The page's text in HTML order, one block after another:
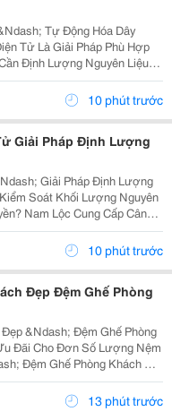
Tự Động Hóa Dây
Định Lượng Nguyên Liệu
Phụ Thuộc Vào Thao Tác
10 phút trước
Giải Pháp Định Lượng
Giải Pháp Định Lượng
Cân
Các Hệ Thống Vận Chuyển
Và Định Lượng Vật Liệu Trong Nhà Máy. Ứng Dụng:...
10 phút trước
Đẹp Đệm Ghế Phòng
&Ndash; Đệm Ghế Phòng
Cho Đơn Số Lượng Nệm
Đệm Ghế Phòng Khách Có
Chất Liệu Và Màu Sắc Để
Nhanh, Ưu Đãi Và Chiết
13 phút trước